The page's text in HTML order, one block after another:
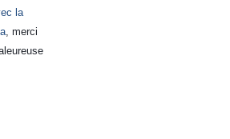
la
, merci